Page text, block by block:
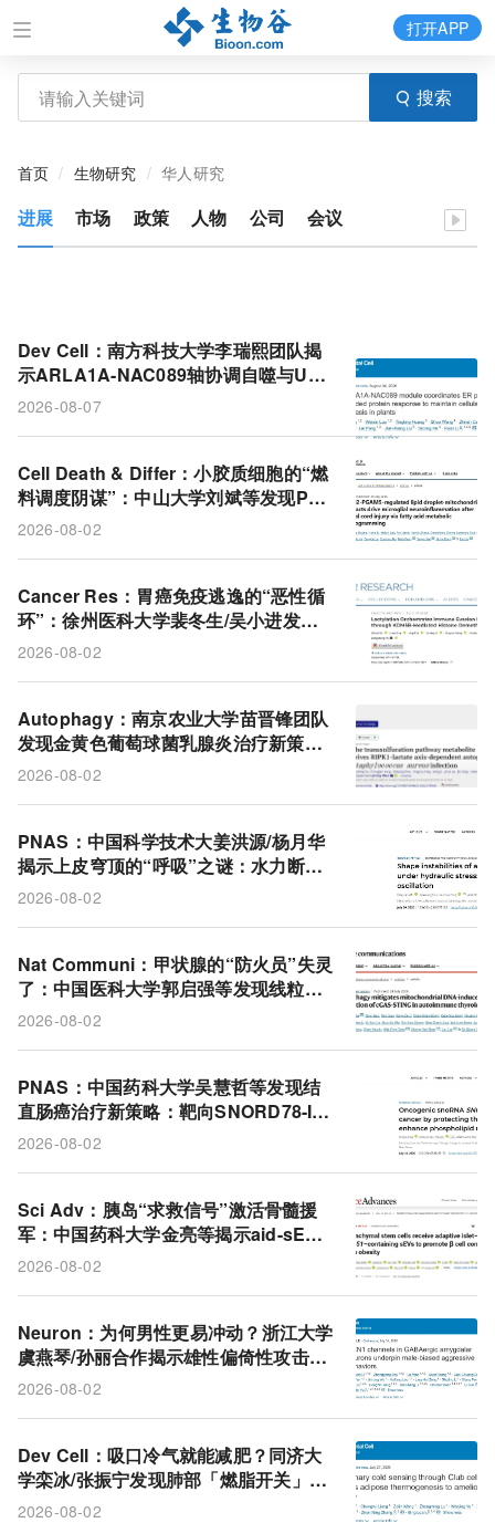
搜索
打开APP
首页 生物研究 华人研究
进展 市场 政策 人物 公司 会议
Dev Cell：南方科技大学李瑞熙团队揭
示ARLA1A-NAC089轴协调自噬与UPR
的分子机制
2026-08-07
Cell Death & Differ：小胶质细胞的“燃
料调度阴谋”：中山大学刘斌等发现PLI
N2截留脂肪酸让线粒体挨饿，触发神经
2026-08-02
Cancer Res：胃癌免疫逃逸的“恶性循
环”：徐州医科大学裴冬生/吴小进发现
乳酸–KDM5B前馈环路让肿瘤越来
2026-08-02
Autophagy：南京农业大学苗晋锋团队
发现金黄色葡萄球菌乳腺炎治疗新策
略：α-酮丁酸通过RIPK1-乳酸-TFEB自
2026-08-02
PNAS：中国科学技术大姜洪源/杨月华
揭示上皮穹顶的“呼吸”之谜：水力断裂
驱动活体组织自持振荡
2026-08-02
Nat Communi：甲状腺的“防火员”失灵
了：中国医科大学郭启强等发现线粒体
自噬缺陷让mtDNA泄漏点燃cGAS-STI
2026-08-02
PNAS：中国药科大学吴慧哲等发现结
直肠癌治疗新策略：靶向SNORD78-IM
P2轴的双重阻断疗法
2026-08-02
Sci Adv：胰岛“求救信号”激活骨髓援
军：中国药科大学金亮等揭示aid-sEVs
携miR-151重编程MSCs支援β细胞代偿
2026-08-02
Neuron：为何男性更易冲动？浙江大学
虞燕琴/孙丽合作揭示雄性偏倚性攻击行
为的分子差异机制
2026-08-02
Dev Cell：吸口冷气就能减肥？同济大
学栾冰/张振宁发现肺部「燃脂开关」：
寒冷可被转成燃脂信号，雾化给药无需
2026-08-02